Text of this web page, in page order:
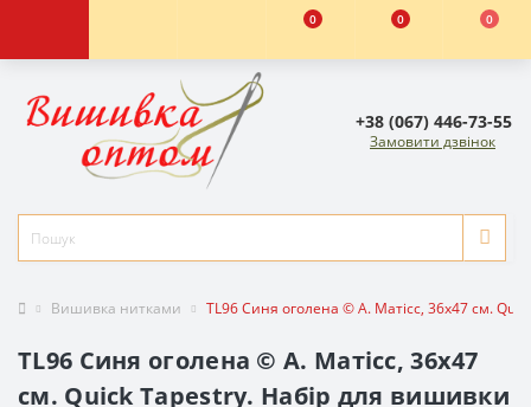
0 0 0
+38 (067) 446-73-55
Замовити дзвінок
Вишивка нитками TL96 Синя оголена © А. Матісс, 36х47 см.
TL96 Синя оголена © А. Матісс, 36х47
см. Quick Tapestry. Набір для вишивки